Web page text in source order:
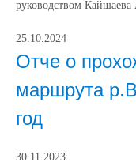
руководством
25.10.2024
Отче о
маршрута
год
30.11.2023